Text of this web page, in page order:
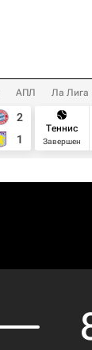
АПЛ Ла Лига
2
1
Теннис
Завершен